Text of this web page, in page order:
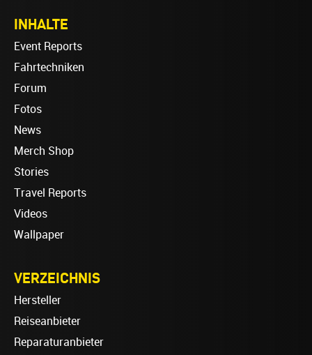
INHALTE
Event Reports
Fahrtechniken
Forum
Fotos
News
Merch Shop
Stories
Travel Reports
Videos
Wallpaper
VERZEICHNIS
Hersteller
Reiseanbieter
Reparaturanbieter